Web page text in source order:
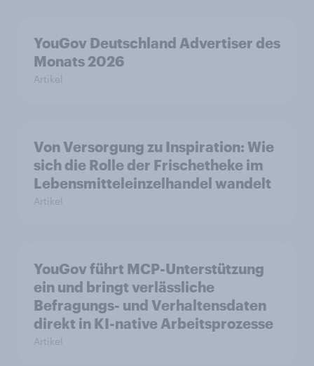
YouGov Deutschland Advertiser des
Monats 2026
Artikel
Von Versorgung zu Inspiration: Wie
sich die Rolle der Frischetheke im
Lebensmitteleinzelhandel wandelt
Artikel
YouGov führt MCP-Unterstützung
ein und bringt verlässliche
Befragungs- und Verhaltensdaten
direkt in KI-native Arbeitsprozesse
Artikel